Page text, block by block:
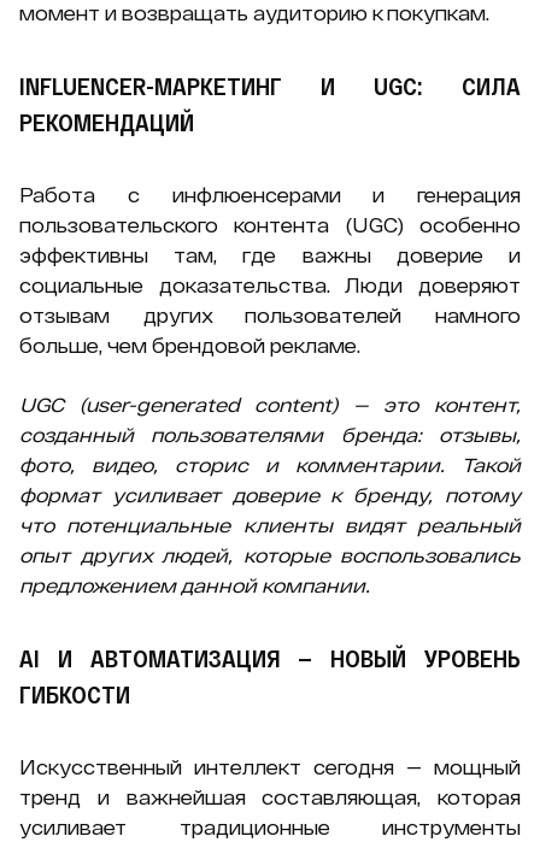
момент и возвращать аудиторию к покупкам.
INFLUENCER-МАРКЕТИНГ И UGC: СИЛА
РЕКОМЕНДАЦИЙ
Работа с инфлюенсерами и генерация
пользовательского контента (UGC) особенно
эффективны там, где важны доверие и
социальные доказательства. Люди доверяют
отзывам других пользователей намного
больше, чем брендовой рекламе.
UGC (user-generated content) — это контент,
созданный пользователями бренда: отзывы,
фото, видео, сторис и комментарии. Такой
формат усиливает доверие к бренду, потому
что потенциальные клиенты видят реальный
опыт других людей, которые воспользовались
предложением данной компании.
AI И АВТОМАТИЗАЦИЯ — НОВЫЙ УРОВЕНЬ
ГИБКОСТИ
Искусственный интеллект сегодня — мощный
тренд и важнейшая составляющая, которая
усиливает традиционные инструменты